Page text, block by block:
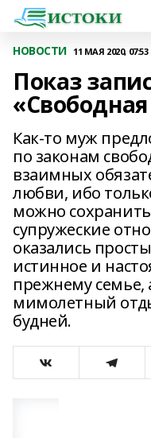
НОВОСТИ 11 МАЯ 2020, 07:53
Показ
Как-то муж
по законам
взаимных
любви, ибо
можно
супружеские
оказались
истинное и
прежнему семье,
мимолетный
будней.